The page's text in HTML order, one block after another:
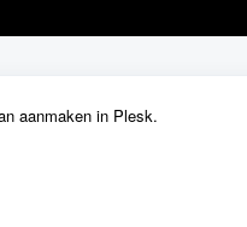
aanmaken in Plesk.